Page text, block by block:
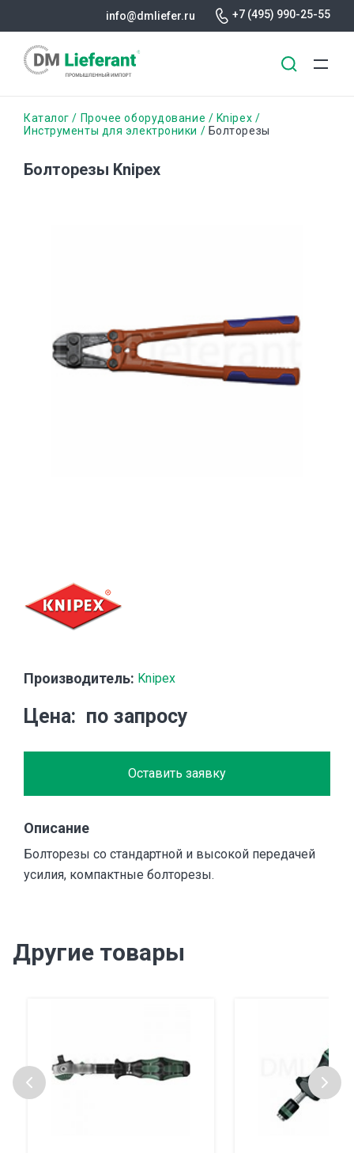
содержанию
info@dmliefer.ru +7 (495) 990-25-55
Строка
Каталог Прочее оборудование
Knipex
Инструменты для электроники
Болторезы
Болторезы Knipex
Производитель: Knipex
Цена по запросу
Оставить заявку
Описание
Болторезы со стандартной и высокой передачей
усилия, компактные болторезы.
Другие товары